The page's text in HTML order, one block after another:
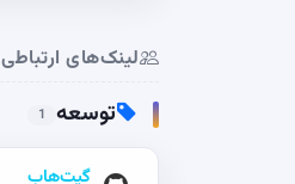
لینک‌های ارتباطی
توسعه 1
گیت‌هاب